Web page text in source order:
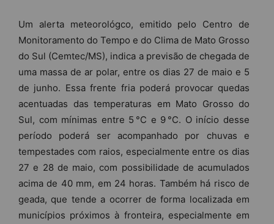
Um alerta meteorológco, emitido pelo Centro de
Monitoramento do Tempo e do Clima de Mato Grosso
do Sul (Cemtec/MS), indica a previsão de chegada de
uma massa de ar polar, entre os dias 27 de maio e 5
de junho. Essa frente fria poderá provocar quedas
acentuadas das temperaturas em Mato Grosso do
Sul, com mínimas entre 5 °C e 9 °C. O início desse
período poderá ser acompanhado por chuvas e
tempestades com raios, especialmente entre os dias
27 e 28 de maio, com possibilidade de acumulados
acima de 40 mm, em 24 horas. Também há risco de
geada, que tende a ocorrer de forma localizada em
municípios próximos à fronteira, especialmente em